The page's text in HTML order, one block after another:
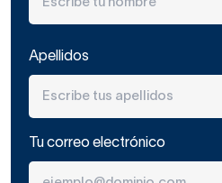
manera uniforme por toda
Sistema de agua y aire
agua y aire desde las
vigoroso. ¡Ideal para
Apellidos
Tu correo electrónico